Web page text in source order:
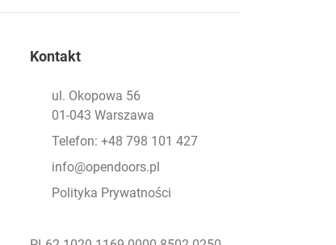
Kontakt
ul. Okopowa 56
01-043 Warszawa
Telefon: +48 798 101 427
info@opendoors.pl
Polityka Prywatności